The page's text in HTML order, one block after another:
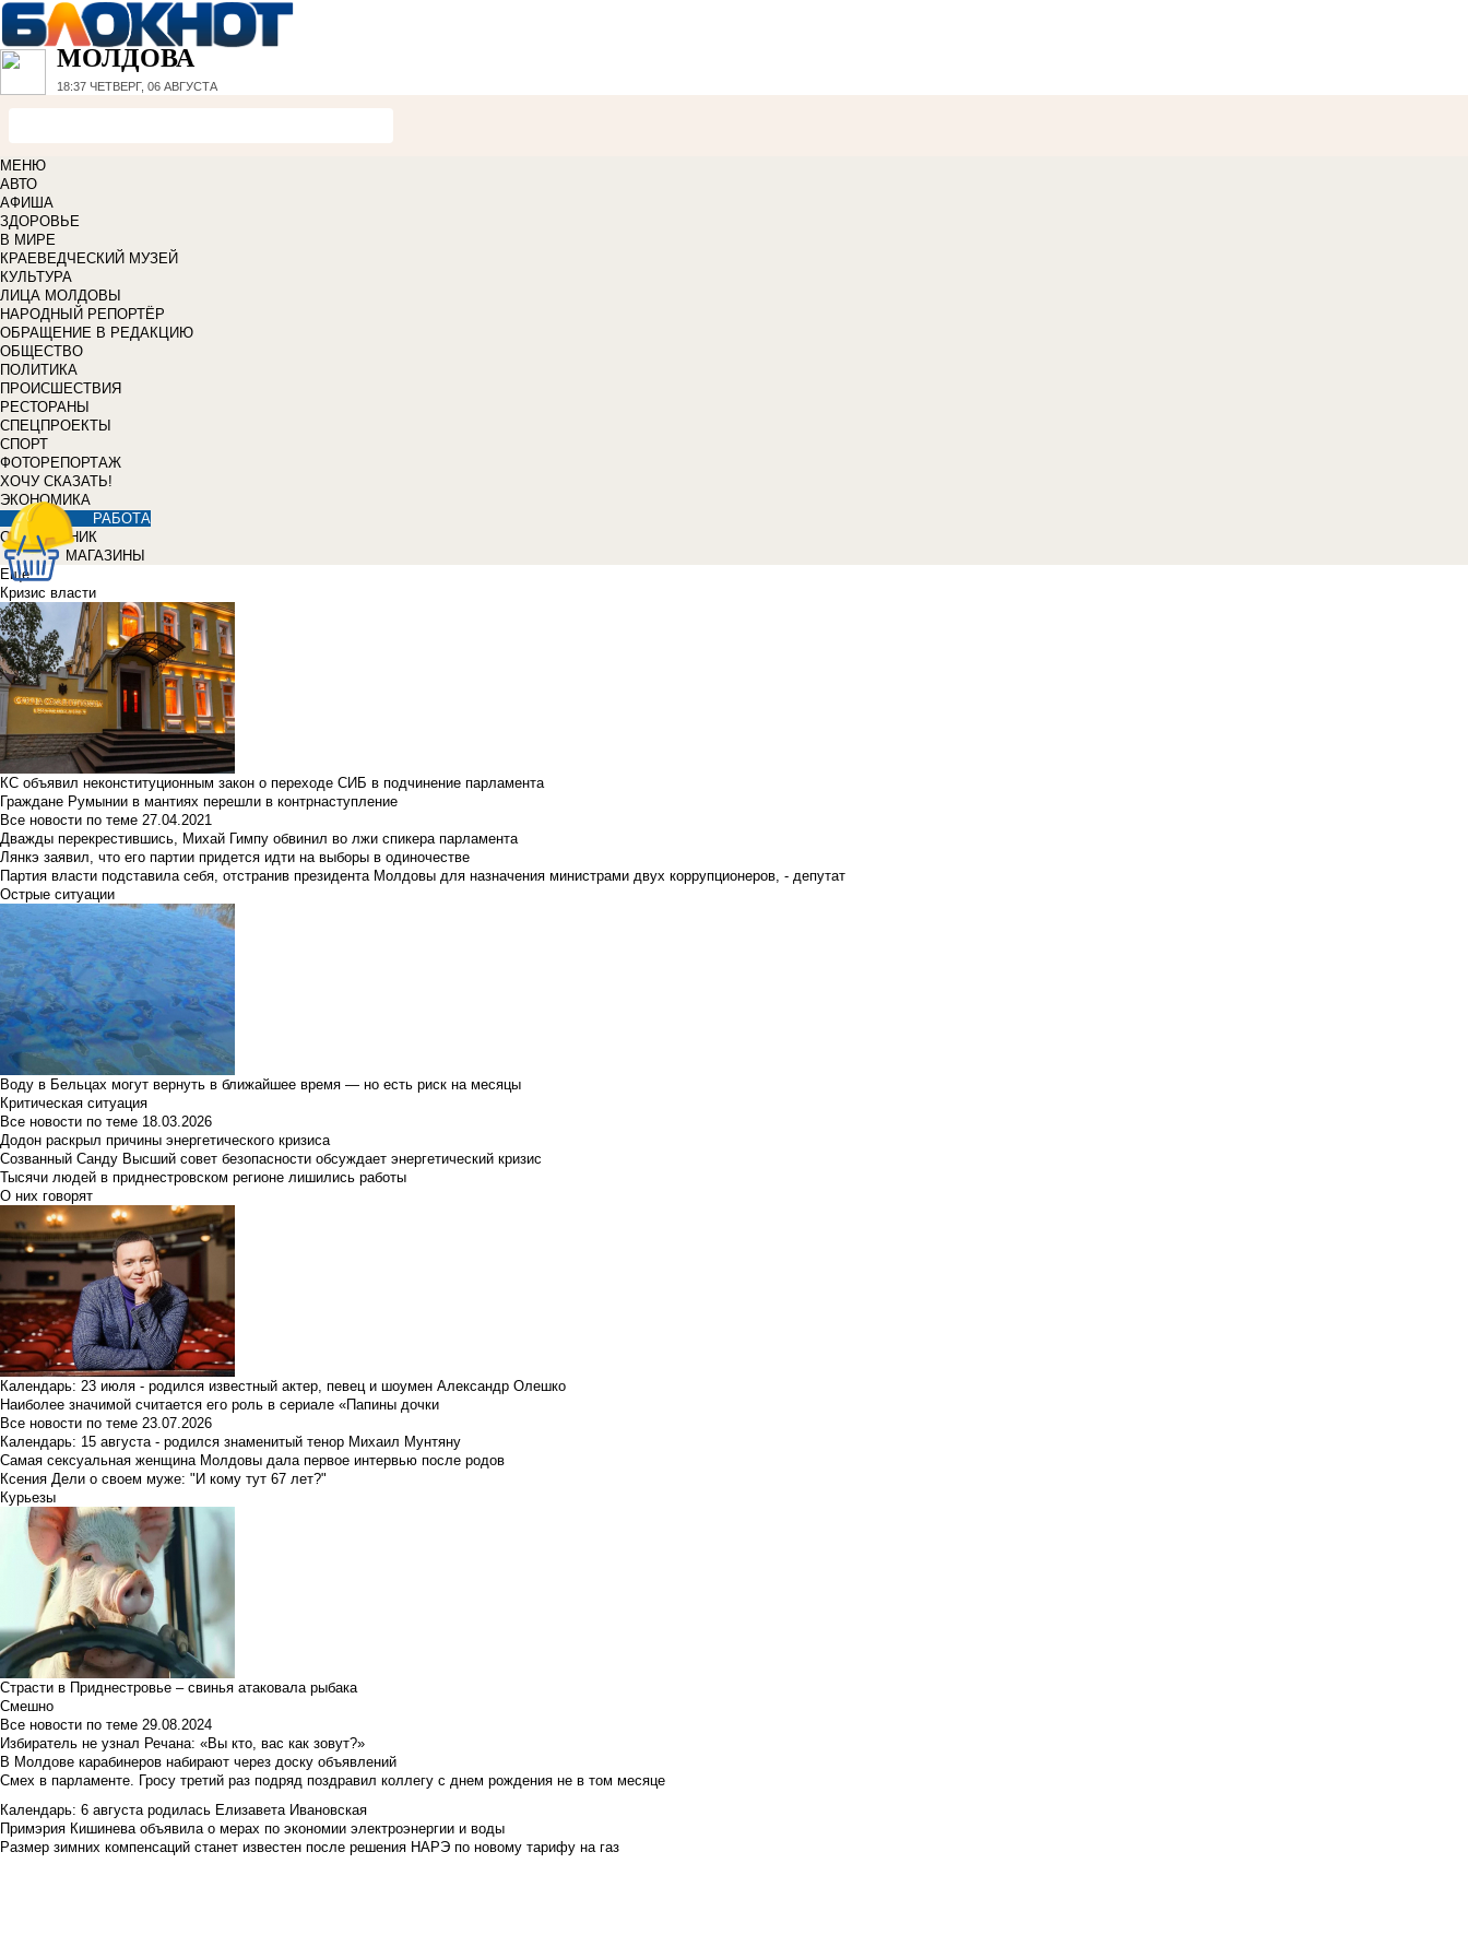
МОЛДОВА
18:37 ЧЕТВЕРГ, 06 АВГУСТА
МЕНЮ
АВТО
АФИША
ЗДОРОВЬЕ
В МИРЕ
КРАЕВЕДЧЕСКИЙ МУЗЕЙ
КУЛЬТУРА
ЛИЦА МОЛДОВЫ
НАРОДНЫЙ РЕПОРТЁР
ОБРАЩЕНИЕ В РЕДАКЦИЮ
ОБЩЕСТВО
ПОЛИТИКА
ПРОИСШЕСТВИЯ
РЕСТОРАНЫ
СПЕЦПРОЕКТЫ
СПОРТ
ФОТОРЕПОРТАЖ
ХОЧУ СКАЗАТЬ!
ЭКОНОМИКА
РАБОТА
СПРАВОЧНИК
МАГАЗИНЫ
Еще
Кризис власти
КС объявил неконституционным закон о переходе СИБ в подчинение парламента
Граждане Румынии в мантиях перешли в контрнаступление
Все новости по теме 27.04.2021
Дважды перекрестившись, Михай Гимпу обвинил во лжи спикера парламента
Лянкэ заявил, что его партии придется идти на выборы в одиночестве
Партия власти подставила себя, отстранив президента Молдовы для назначения министрами двух коррупционеров, - депутат
Острые ситуации
Воду в Бельцах могут вернуть в ближайшее время — но есть риск на месяцы
Критическая ситуация
Все новости по теме 18.03.2026
Додон раскрыл причины энергетического кризиса
Созванный Санду Высший совет безопасности обсуждает энергетический кризис
Тысячи людей в приднестровском регионе лишились работы
О них говорят
Календарь: 23 июля - родился известный актер, певец и шоумен Александр Олешко
Наиболее значимой считается его роль в сериале «Папины дочки
Все новости по теме 23.07.2026
Календарь: 15 августа - родился знаменитый тенор Михаил Мунтяну
Самая сексуальная женщина Молдовы дала первое интервью после родов
Ксения Дели о своем муже: "И кому тут 67 лет?"
Курьезы
Страсти в Приднестровье – свинья атаковала рыбака
Смешно
Все новости по теме 29.08.2024
Избиратель не узнал Речана: «Вы кто, вас как зовут?»
В Молдове карабинеров набирают через доску объявлений
Смех в парламенте. Гросу третий раз подряд поздравил коллегу с днем рождения не в том месяце
Календарь: 6 августа родилась Елизавета Ивановская
Примэрия Кишинева объявила о мерах по экономии электроэнергии и воды
Размер зимних компенсаций станет известен после решения НАРЭ по новому тарифу на газ